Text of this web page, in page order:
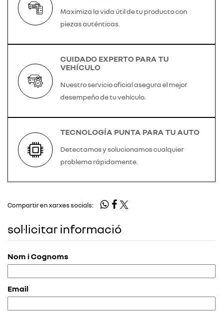
Maximiza la vida útil de tu producto con
piezas auténticas.
CUIDADO EXPERTO PARA TU
VEHÍCULO
Nuestro servicio oficial asegura el mejor
desempeño de tu vehículo.
TECNOLOGÍA PUNTA PARA TU AUTO
Detectamos y solucionamos cualquier
problema rápidamente.
Compartir en xarxes socials:
sol·licitar informació
Nom i Cognoms
Email